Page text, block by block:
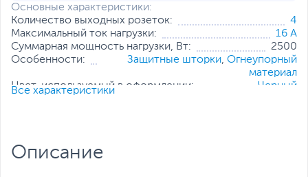
Основные характеристики:
Количество выходных розеток:
4
Максимальный ток нагрузки:
16 А
Суммарная мощность нагрузки, Вт:
2500
Особенности:
Защитные шторки, Огнеупорный
материал
Цвет, используемый в оформлении:
Черный
Все характеристики
Описание